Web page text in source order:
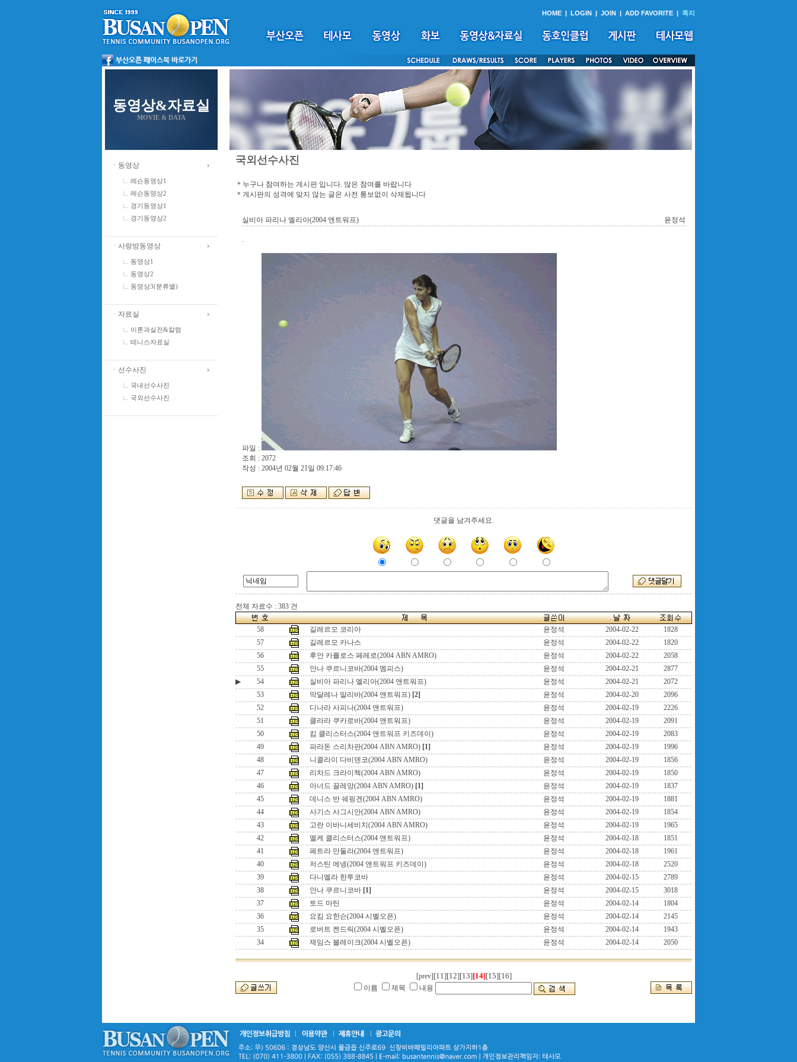
HOME | LOGIN | JOIN | ADD FAVORITE | 쪽지
동영상&자료실
MOVIE & DATA
ㆍ동영상
레슨동영상1
레슨동영상2
경기동영상1
경기동영상2
ㆍ사랑방동영상
동영상1
동영상2
동영상3(분류별)
ㆍ자료실
이론과실전&칼럼
테니스자료실
ㆍ선수사진
국내선수사진
국외선수사진
국외선수사진
＊누구나 참여하는 게시판 입니다. 많은 참여를 바랍니다
＊게시판의 성격에 맞지 않는 글은 사전 통보없이 삭제됩니다
실비아 파리나 엘리아(2004 앤트워프) 윤정석
.
파일 :
조회 : 2072
작성 : 2004년 02월 21일 09:17:46
댓글을 남겨주세요.
전체 자료수 : 383 건
58 길레르모 코리아 윤정석 2004-02-22
1828
57
길레르모 카나스 윤정석 2004-02-22
1820
56
후안 카를로스 페레로(2004 ABN AMRO) 윤정석 2004-02-22
2058
55
안나 쿠르니코바(2004 멤피스) 윤정석 2004-02-21
2877
▶
54 실비아 파리나 엘리아(2004 앤트워프) 윤정석 2004-02-21
2072
53
막달레나 말리바(2004 앤트워프) [2] 윤정석 2004-02-20
2096
52
디나라 사피나(2004 앤트워프) 윤정석 2004-02-19
2226
51
클라라 쿠카로바(2004 앤트워프) 윤정석 2004-02-19
2091
50
킴 클리스터스(2004 앤트워프 키즈데이) 윤정석 2004-02-19
2083
49
파라돈 스리차판(2004 ABN AMRO) [1] 윤정석 2004-02-19
1996
48
니콜라이 다비덴코(2004 ABN AMRO) 윤정석 2004-02-19
1856
47
리차드 크라이첵(2004 ABN AMRO) 윤정석 2004-02-19
1850
46
아너드 끌레망(2004 ABN AMRO) [1] 윤정석 2004-02-19
1837
45
데니스 반 쉐핑겐(2004 ABN AMRO) 윤정석 2004-02-19
1881
44
사기스 사그시안(2004 ABN AMRO) 윤정석 2004-02-19
1854
43
고란 이바니세비치(2004 ABN AMRO) 윤정석 2004-02-19
1965
42
엘케 클리스터스(2004 앤트워프) 윤정석 2004-02-18
1851
41
페트라 만둘라(2004 앤트워프) 윤정석 2004-02-18
1961
40
저스틴 에넹(2004 앤트워프 키즈데이) 윤정석 2004-02-18
2520
39
다니엘라 한투코바 윤정석 2004-02-15
2789
38
안나 쿠르니코바 [1] 윤정석 2004-02-15
3018
37
토드 마틴 윤정석 2004-02-14
1804
36
요킴 요한슨(2004 시벨오픈) 윤정석 2004-02-14
2145
35
로버트 켄드릭(2004 시벨오픈) 윤정석 2004-02-14
1943
34
제임스 블레이크(2004 시벨오픈) 윤정석 2004-02-14 2050
[prev] [11][12][13][14][15][16]
이름 제목 내용